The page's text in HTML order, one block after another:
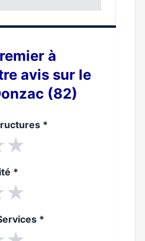
à
avis sur le
(82)
*
★
*
★
*